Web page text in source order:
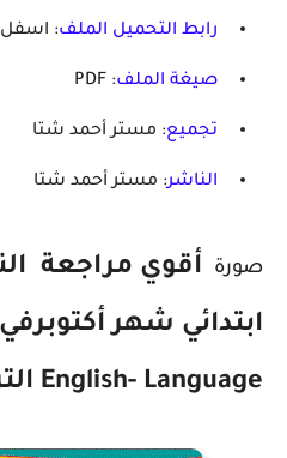
رابط التحميل الملف: اسفل
صيغة الملف: PDF
تجميع: مستر أحمد شتا
الناشر: مستر أحمد شتا
صورة أقوي مراجعة
ابتدائي شهر أكتوبرفي
English- Language الترم الأول 2023 pdf